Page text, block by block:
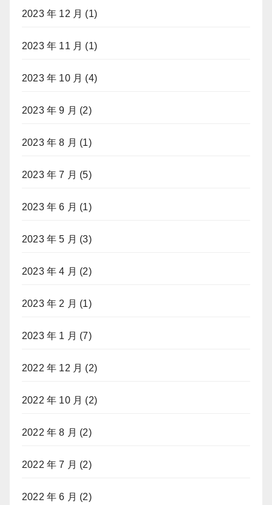
2023 年 12 月 (1)
2023 年 11 月 (1)
2023 年 10 月 (4)
2023 年 9 月 (2)
2023 年 8 月 (1)
2023 年 7 月 (5)
2023 年 6 月 (1)
2023 年 5 月 (3)
2023 年 4 月 (2)
2023 年 2 月 (1)
2023 年 1 月 (7)
2022 年 12 月 (2)
2022 年 10 月 (2)
2022 年 8 月 (2)
2022 年 7 月 (2)
2022 年 6 月 (2)